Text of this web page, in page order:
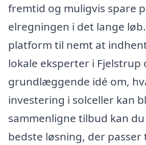
fremtid og muligvis spare
elregningen i det lange
platform til nemt at
lokale eksperter i Fjelstrup
grundlæggende idé om,
investering i solceller kan
sammenligne tilbud kan
bedste løsning, der passer